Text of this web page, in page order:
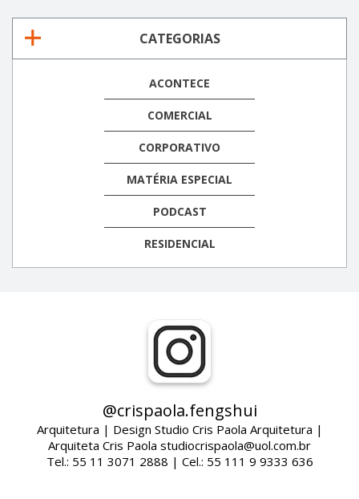
CATEGORIAS
ACONTECE
COMERCIAL
CORPORATIVO
MATÉRIA ESPECIAL
PODCAST
RESIDENCIAL
@crispaola.fengshui
Arquitetura | Design Studio Cris Paola Arquitetura |
Arquiteta Cris Paola studiocrispaola@uol.com.br
Tel.: 55 11 3071 2888 | Cel.: 55 111 9 9333 636